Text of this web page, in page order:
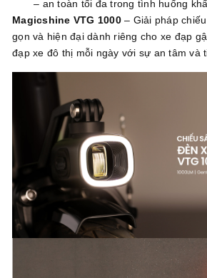
– an toàn tối đa trong tình huống
Magicshine VTG 1000– Giải pháp
gọn và hiện đại dành riêng cho xe đạp
đạp xe đô thị mỗi ngày với sự an tâm và